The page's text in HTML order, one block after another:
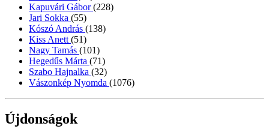
Kapuvári Gábor(228)
Jari Sokka (55)
Kószó András (138)
Kiss Anett (51)
Nagy Tamás (101)
Hegedűs Márta (71)
Szabo Hajnalka (32)
Vászonkép Nyomda (1076)
Újdonságok